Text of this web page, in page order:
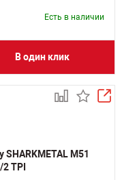
Есть в наличии
В один клик